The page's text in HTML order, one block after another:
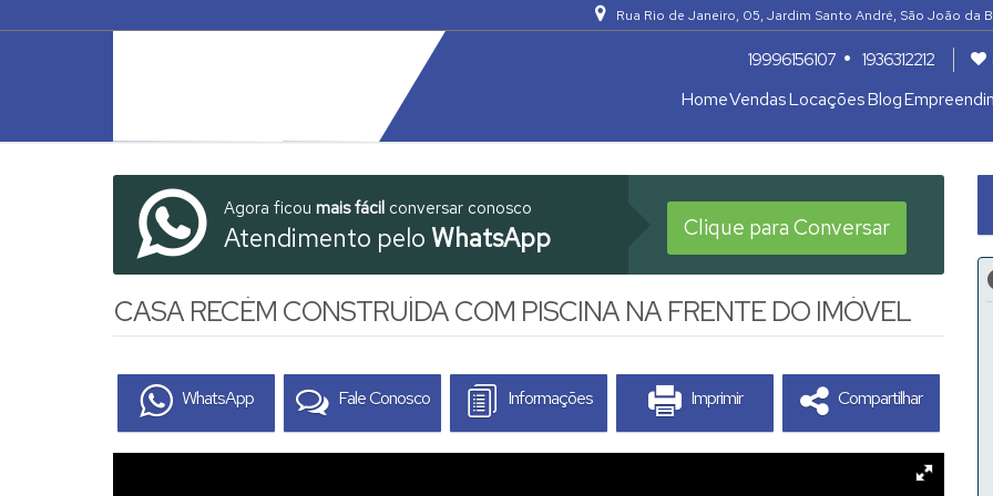
Rua Rio de Janeiro, 05, Jardim Santo André, São João da
19996156107 1936312212
Blog
Locações
Vendas
Home
Agora ficou mais fácil conversar conosco
Atendimento pelo WhatsApp Clique para Conversar
CASA RECÉM CONSTRUÍDA COM PISCINA NA FRENTE DO IMÓVEL
WhatsApp Fale Conosco Informações Imprimir Compartilhar